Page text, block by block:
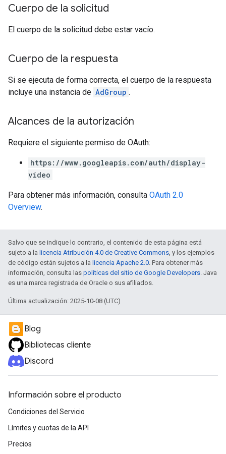
Cuerpo de la solicitud
El cuerpo de la solicitud debe estar vacío.
Cuerpo de la respuesta
Si se ejecuta de forma correcta, el cuerpo de la respuesta
incluye una instancia de AdGroup .
Alcances de la autorización
Requiere el siguiente permiso de OAuth:
https://www.googleapis.com/auth/display-
video
Para obtener más información, consulta OAuth 2.0
Overview.
Salvo que se indique lo contrario, el contenido de esta página está
sujeto a la licencia Atribución 4.0 de Creative Commons, y los ejemplos
de código están sujetos a la licencia Apache 2.0. Para obtener más
información, consulta las políticas del sitio de Google Developers. Java
es una marca registrada de Oracle o sus afiliados.
Última actualización: 2025-10-08 (UTC)
Blog
Bibliotecas cliente
Discord
Información sobre el producto
Condiciones del Servicio
Límites y cuotas de la API
Precios